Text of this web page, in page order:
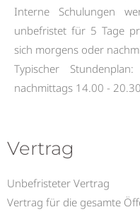
Interne Schulungen
unbefristet für 5 Tage
sich morgens oder
Typischer
nachmittags 14.00 -
Vertrag
Unbefristeter Vertrag
Vertrag für die gesamte